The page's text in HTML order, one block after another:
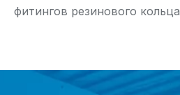
фитингов резинового